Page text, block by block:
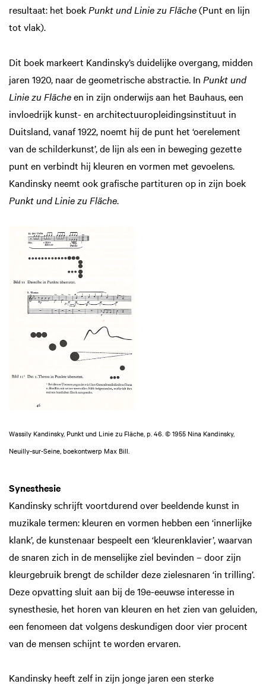
resultaat: het boekPunkt und Linie zu Fläche(Punt en lijn
tot vlak).
Dit boek markeert Kandinsky’s duidelijke overgang, midden
jaren 1920, naar de geometrische abstractie. In Punkt und
Linie zu Flächeen in zijn onderwijs aan het Bauhaus, een
invloedrijk kunst- en architectuuropleidingsinstituut in
Duitsland, vanaf 1922, noemt hij de punt het ‘oerelement
van de schilderkunst’, de lijn als een in beweging gezette
punt en verbindt hij kleuren en vormen met gevoelens.
Kandinsky neemt ook grafische partituren op in zijn boek
Punkt und Linie zu Fläche.
Wassily Kandinsky, Punkt und Linie zu Fläche, p. 46. © 1955 Nina Kandinsky,
Neuilly-sur-Seine, boekontwerp Max Bill.
Synesthesie
Kandinsky schrijft voortdurend over beeldende kunst in
muzikale termen: kleuren en vormen hebben een ‘innerlijke
klank’, de kunstenaar bespeelt een ‘kleurenklavier’, waarvan
de snaren zich in de menselijke ziel bevinden – door zijn
kleurgebruik brengt de schilder deze zielesnaren ‘in trilling’.
Deze opvatting sluit aan bij de 19e-eeuwse interesse in
synesthesie, het horen van kleuren en het zien van geluiden,
een fenomeen dat volgens deskundigen door vier procent
van de mensen schijnt te worden ervaren.
Kandinsky heeft zelf in zijn jonge jaren een sterke